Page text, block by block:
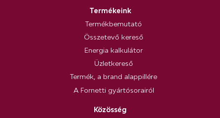
Termékeink
Termékbemutató
Összetevő kereső
Energia kalkulátor
Üzletkereső
Termék, a brand alappillére
A Fornetti gyártósorairól
Közösség